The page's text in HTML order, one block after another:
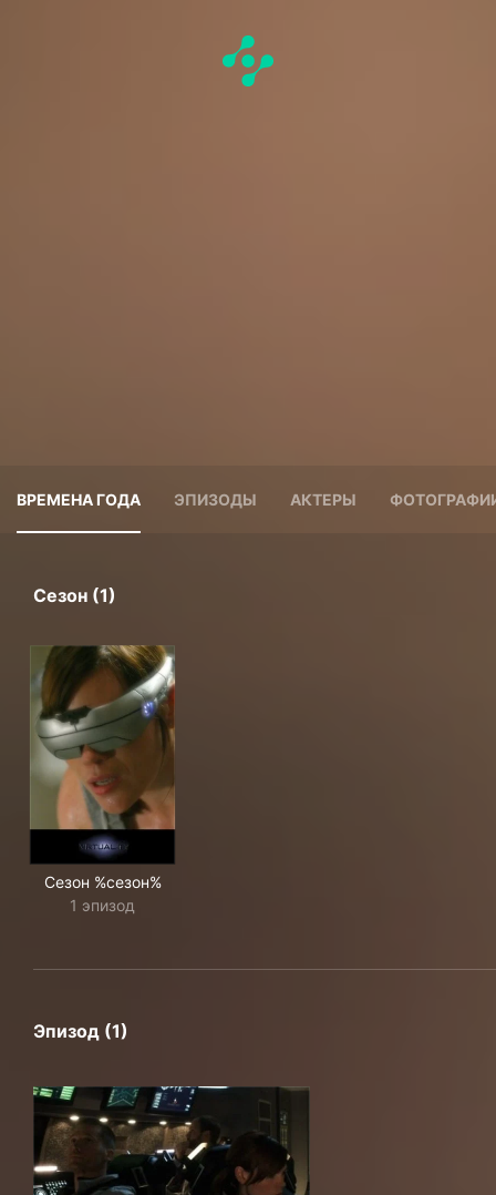
ВРЕМЕНА ГОДА ЭПИЗОДЫ АКТЕРЫ
Сезон (1)
Сезон %сезон%
1 эпизод
Эпизод (1)